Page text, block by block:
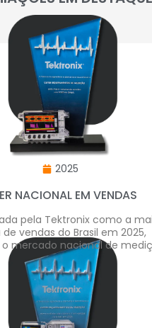
2025
NACIONAL EM VENDAS
pela Tektronix como a
vendas do Brasil em 2025,
mercado nacional de